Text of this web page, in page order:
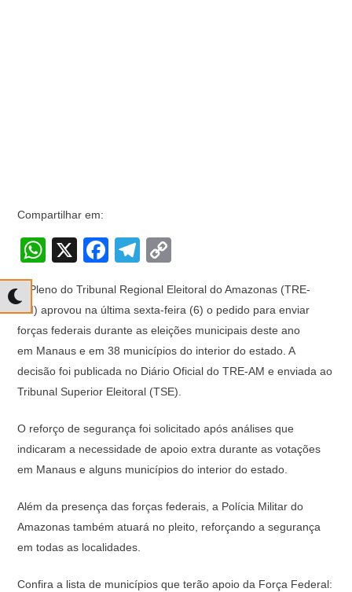
Compartilhar em:
W
at
s
A
p
p
X
F
c
e
b
o
o
k
T
e
gr
a
m
p
y
Li
n
k
O Pleno do Tribunal Regional Eleitoral do Amazonas (TRE-
AM) aprovou na última sexta-feira (6) o pedido para enviar
forças federais durante as eleições municipais deste ano
em Manaus e em 38 municípios do interior do estado. A
decisão foi publicada no Diário Oficial do TRE-AM e enviada ao
Tribunal Superior Eleitoral (TSE).
O reforço de segurança foi solicitado após análises que
indicaram a necessidade de apoio extra durante as votações
em Manaus e alguns municípios do interior do estado.
Além da presença das forças federais, a Polícia Militar do
Amazonas também atuará no pleito, reforçando a segurança
em todas as localidades.
Confira a lista de municípios que terão apoio da Força Federal: